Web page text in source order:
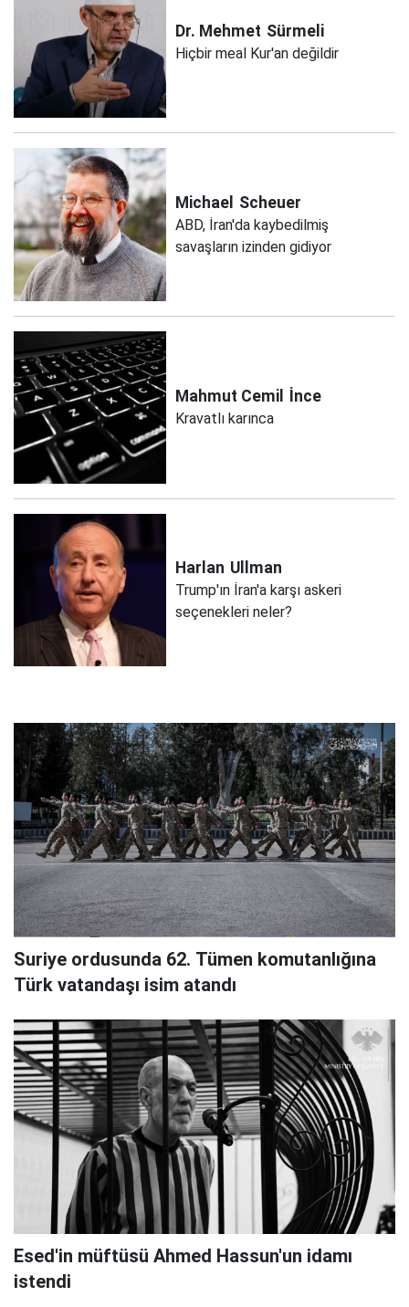
Dr. Mehmet Sürmeli
Hiçbir meal Kur'an değildir
Michael Scheuer
ABD, İran'da kaybedilmiş
savaşların izinden gidiyor
Mahmut Cemil İnce
Kravatlı karınca
Harlan Ullman
Trump'ın İran'a karşı askeri
seçenekleri neler?
Suriye ordusunda 62. Tümen komutanlığına
Türk vatandaşı isim atandı
Esed'in müftüsü Ahmed Hassun'un idamı
istendi